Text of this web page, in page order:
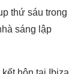
thứ sáu trong
sáng lập